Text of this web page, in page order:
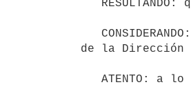
de la Dirección